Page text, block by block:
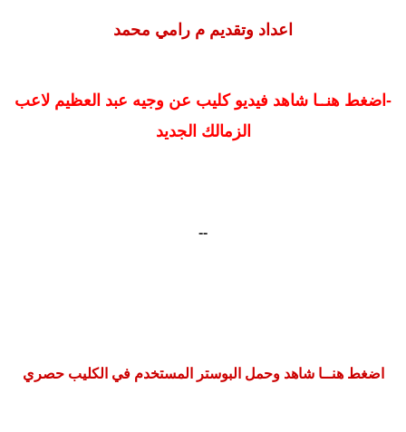
اعداد وتقديم م رامي محمد
-اضغط هنــا شاهد فيديو كليب عن وجيه عبد العظيم لاعب
الزمالك الجديد
--
اضغط هنــاشاهد وحمل البوستر المستخدم في الكليب حصري